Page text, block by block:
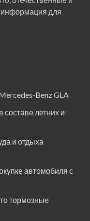
для
Benz GLA
составе летних и
и отдыха
автомобиля с
тормозные